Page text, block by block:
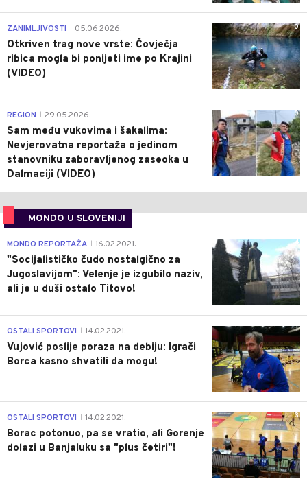
0
ZANIMLJIVOSTI 05.06.2026.
Otkriven trag nove vrste: Čovječja
ribica mogla bi ponijeti ime po Krajini
(VIDEO)
0
REGION 29.05.2026.
Sam među vukovima i šakalima:
Nevjerovatna reportaža o jedinom
stanovniku zaboravljenog zaseoka u
Dalmaciji (VIDEO)
MONDO U SLOVENIJI
4
MONDO REPORTAŽA 16.02.2021.
"Socijalističko čudo nostalgično za
Jugoslavijom": Velenje je izgubilo naziv,
ali je u duši ostalo Titovo!
1
OSTALI SPORTOVI 14.02.2021.
Vujović poslije poraza na debiju: Igrači
Borca kasno shvatili da mogu!
3
OSTALI SPORTOVI 14.02.2021.
Borac potonuo, pa se vratio, ali Gorenje
dolazi u Banjaluku sa "plus četiri"!